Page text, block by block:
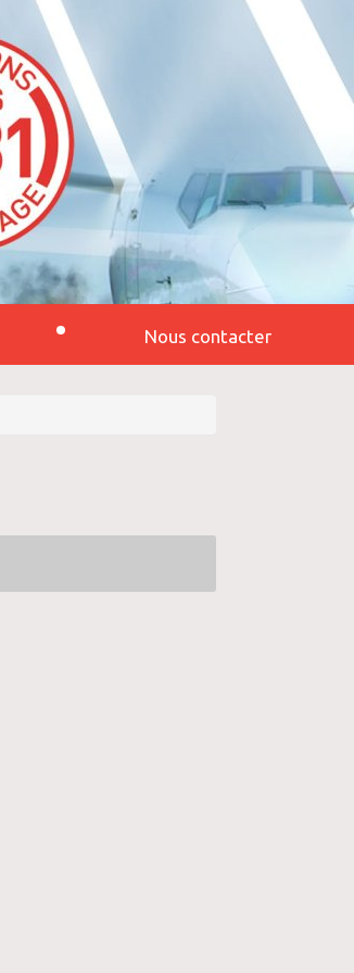
Nous contacter